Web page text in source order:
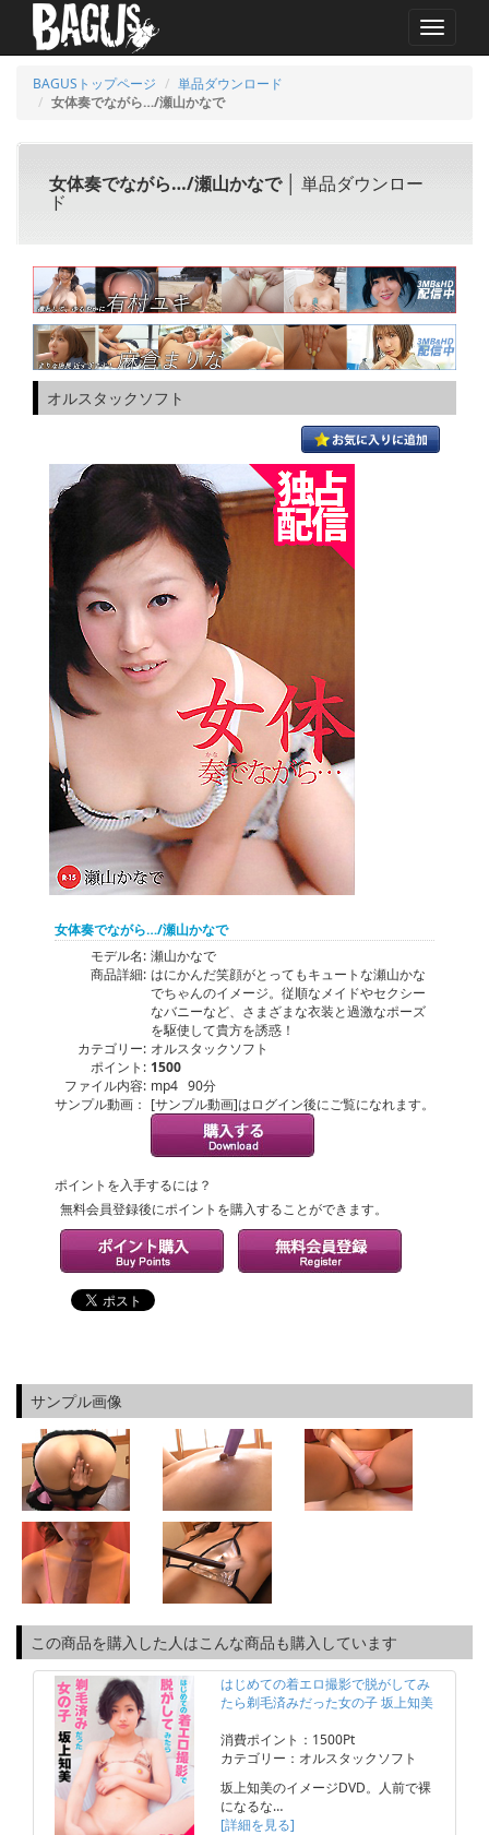
MENU
BAGUSトップページ
単品ダウンロード
女体奏でながら…/瀬山かなで
女体奏でながら…/瀬山かなで│ 単品ダウンロー
ド
オルスタックソフト
女体奏でながら…/瀬山かなで
モデル名: 瀬山かなで
商品詳細: はにかんだ笑顔がとってもキュートな瀬山かな
でちゃんのイメージ。従順なメイドやセクシー
なバニーなど、さまざまな衣装と過激なポーズ
を駆使して貴方を誘惑！
カテゴリー: オルスタックソフト
ポイント: 1500
ファイル内容: mp4 90分
サンプル動画： [サンプル動画]はログイン後にご覧になれます。
ポイントを入手するには？
無料会員登録後にポイントを購入することができます。
サンプル画像
この商品を購入した人はこんな商品も購入しています
はじめての着エロ撮影で脱がしてみ
たら剃毛済みだった女の子 坂上知美
消費ポイント：1500Pt
カテゴリー：オルスタックソフト
坂上知美のイメージDVD。人前で裸
になるな…
[詳細を見る]